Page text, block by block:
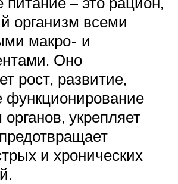
организм всеми
макро- и
Оно
рост, развитие,
функционирование
укрепляет
и хронических